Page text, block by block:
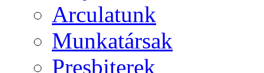
Arculatunk
Munkatársak
Presbiterek